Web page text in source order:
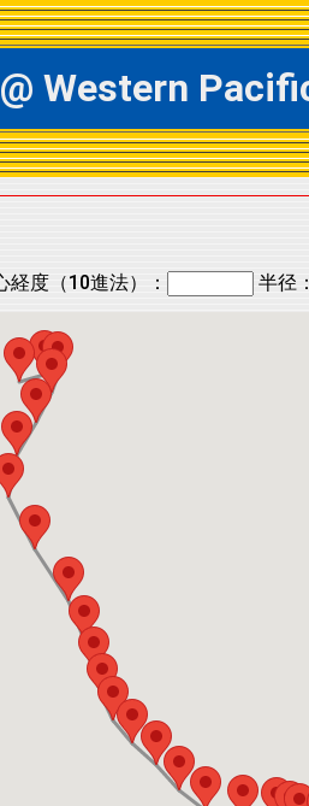
Western
経度（10進法）： 半径：